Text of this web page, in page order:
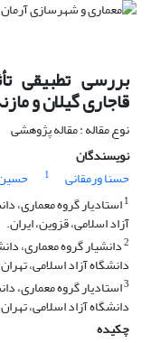
بررسی تطبیقی
قاجاری گیلان و
نوع مقاله : مقاله پژوهشی
نویسندگان
حسنا ورمقانی
1
1استادیار گروه معماری،
آزاد اسلامی، قزوین، ایران.
2دانشیار گروه معماری،
دانشگاه آزاد اسلامی،
3استادیار گروه معماری،
دانشگاه آزاد اسلامی،
چکیده